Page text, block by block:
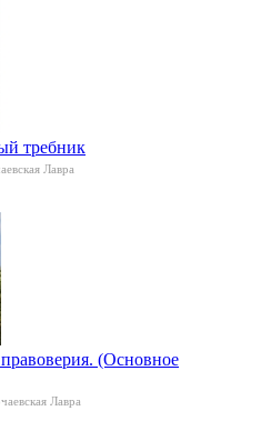
требник
Лавра
(Основное
Лавра